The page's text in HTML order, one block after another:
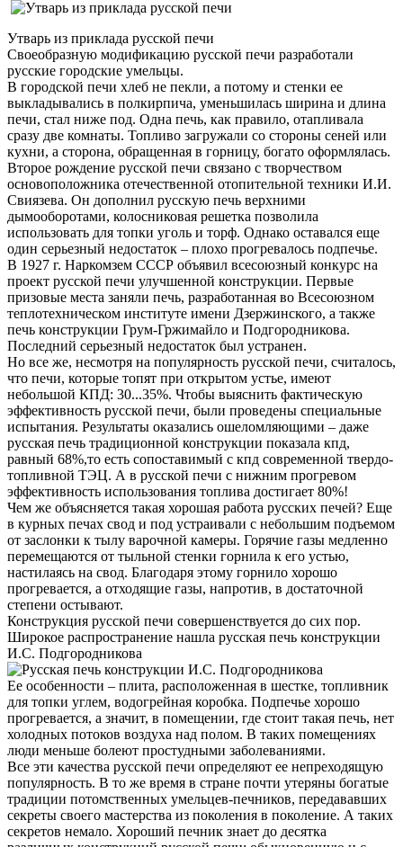
Утварь из приклада русской печи
Своеобразную модификацию русской печи разработали
русские городские умельцы.
В городской печи хлеб не пекли, а потому и стенки ее
выкладывались в полкирпича, уменьшилась ширина и длина
печи, стал ниже под. Одна печь, как правило, отапливала
сразу две комнаты. Топливо загружали со стороны сеней или
кухни, а сторона, обращенная в горницу, богато оформлялась.
Второе рождение русской печи связано с творчеством
основоположника отечественной отопительной техники И.И.
Свиязева. Он дополнил русскую печь верхними
дымооборотами, колосниковая решетка позволила
использовать для топки уголь и торф. Однако оставался еще
один серьезный недостаток – плохо прогревалось подпечье.
В 1927 г. Наркомзем СССР объявил всесоюзный конкурс на
проект русской печи улучшенной конструкции. Первые
призовые места заняли печь, разработанная во Всесоюзном
теплотехническом институте имени Дзержинского, а также
печь конструкции Грум-Гржимайло и Подгородникова.
Последний серьезный недостаток был устранен.
Но все же, несмотря на популярность русской печи, считалось,
что печи, которые топят при открытом устье, имеют
небольшой КПД: 30...35%. Чтобы выяснить фактическую
эффективность русской печи, были проведены специальные
испытания. Результаты оказались ошеломляющими – даже
русская печь традиционной конструкции показала кпд,
равный 68%,то есть сопоставимый с кпд современной твердо-
топливной ТЭЦ. А в русской печи с нижним прогревом
эффективность использования топлива достигает 80%!
Чем же объясняется такая хорошая работа русских печей? Еще
в курных печах свод и под устраивали с небольшим подъемом
от заслонки к тылу варочной камеры. Горячие газы медленно
перемещаются от тыльной стенки горнила к его устью,
настилаясь на свод. Благодаря этому горнило хорошо
прогревается, а отходящие газы, напротив, в достаточной
степени остывают.
Конструкция русской печи совершенствуется до сих пор.
Широкое распространение нашла русская печь конструкции
И.С. Подгородникова
Ее особенности – плита, расположенная в шестке, топливник
для топки углем, водогрейная коробка. Подпечье хорошо
прогревается, а значит, в помещении, где стоит такая печь, нет
холодных потоков воздуха над полом. В таких помещениях
люди меньше болеют простудными заболеваниями.
Все эти качества русской печи определяют ее непреходящую
популярность. В то же время в стране почти утеряны богатые
традиции потомственных умельцев-печников, передававших
секреты своего мастерства из поколения в поколение. А таких
секретов немало. Хороший печник знает до десятка